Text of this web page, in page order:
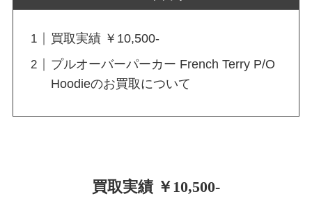
買取実績 ￥10,500-
プルオーバーパーカー French Terry P/O
Hoodieのお買取について
買取実績 ￥10,500-